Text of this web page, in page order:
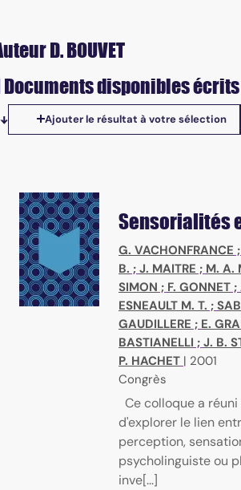
D. BOUVET
Documents disponibles
Tris disponibles
Ajouter le résultat à votre sélection
Sensorialités
G. VACHONFRANCE ;
B. ; J. MAITRE ; M. A.
SIMON ; F. GONNET ;
ESNEAULT M. T. ;
GAUDILLERE ; E.
BASTIANELLI ; J. B.
P. HACHET | 2001
Congrès
Ce colloque a
d'explorer le lien
perception,
psycholinguiste ou
inve[...]